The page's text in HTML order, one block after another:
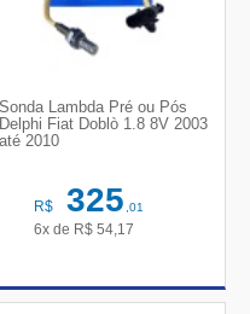
Sonda Lambda Pré ou Pós
Delphi Fiat Doblò 1.8 8V 2003
até 2010
R$ 325,01
6x de R$ 54,17